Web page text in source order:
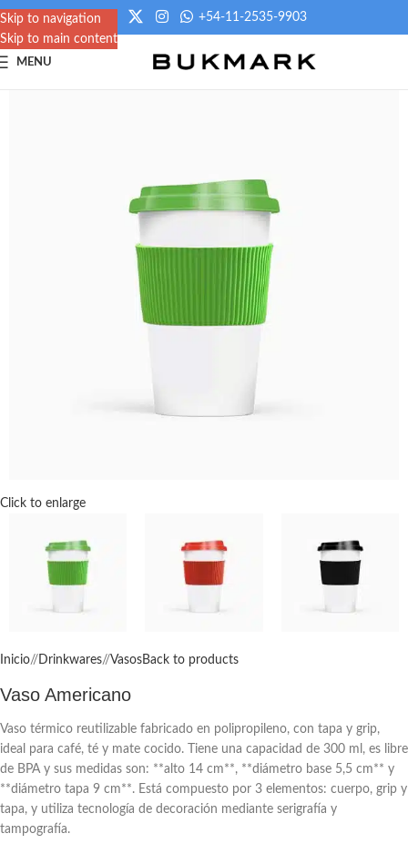
Skip to navigation
Skip to main content
+54-11-2535-9903
MENU
Click to enlarge
Inicio/ Drinkwares/ VasosBack to products
Vaso Americano
Vaso térmico reutilizable fabricado en polipropileno, con tapa y grip,
ideal para café, té y mate cocido. Tiene una capacidad de 300 ml, es libre
de BPA y sus medidas son: **alto 14 cm**, **diámetro base 5,5 cm** y
**diámetro tapa 9 cm**. Está compuesto por 3 elementos: cuerpo, grip y
tapa, y utiliza tecnología de decoración mediante serigrafía y
tampografía.